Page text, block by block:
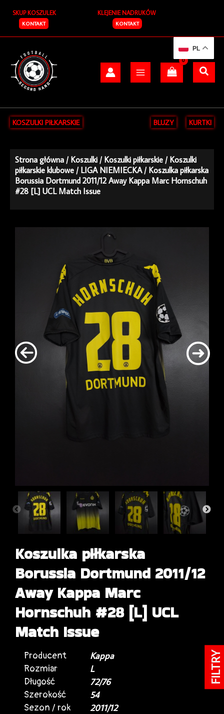
treści
SKUP KOSZULEK
KONTAKT
KLEJENIE NADRUKÓW
KONTAKT
KOSZULKI PIŁKARSKIE BLUZY KURTKI
Strona główna /Koszulki /Koszulki piłkarskie /Koszulki
piłkarskie klubowe /LIGA NIEMIECKA/ Koszulka piłkarska
Borussia Dortmund 2011/12 Away Kappa Marc Hornschuh
#28 [L] UCL Match Issue
Koszulka piłkarska
Borussia Dortmund 2011/12
Away Kappa Marc
Hornschuh #28 [L] UCL
Match Issue
Producent
Kappa
Rozmiar
L
Długość
72/76
Szerokość
54
Sezon / rok
2011/12
PL
FILTRY